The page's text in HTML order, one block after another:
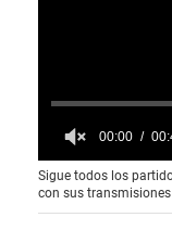
0
s
e
c
00:00
Sigue todos los
con sus